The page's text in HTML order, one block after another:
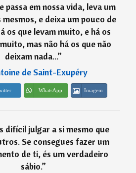
passa em nossa vida, leva um
e deixa um pouco de
os que levam muito, e há os
mas não há os que não
deixam nada...”
de Saint-Exupéry
WhatsApp Imagem
difícil julgar a si mesmo que
Se consegues fazer um
de ti, és um verdadeiro
sábio.”